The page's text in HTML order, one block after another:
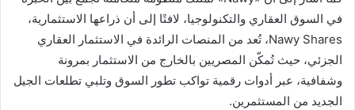
في السوق العقاري والتكنولوجيا، لافتًا إلى أن ذراعها الاستثمارية،
Nawy Shares، تُعد من المنصات الرائدة في الاستثمار العقاري
الجزئي، حيث تُمكّن المصريين بالخارج من الاستثمار بمرونة
وشفافية، عبر أدوات رقمية تواكب تطور السوق وتلبي تطلعات الجيل
الجديد من المستثمرين.